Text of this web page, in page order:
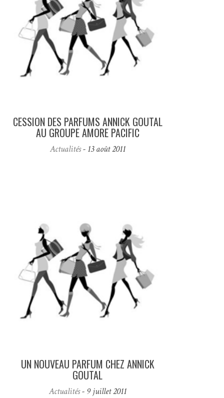
CESSION DES PARFUMS ANNICK GOUTAL
AU GROUPE AMORE PACIFIC
Actualités- 13 août 2011
UN NOUVEAU PARFUM CHEZ ANNICK
GOUTAL
Actualités- 9 juillet 2011